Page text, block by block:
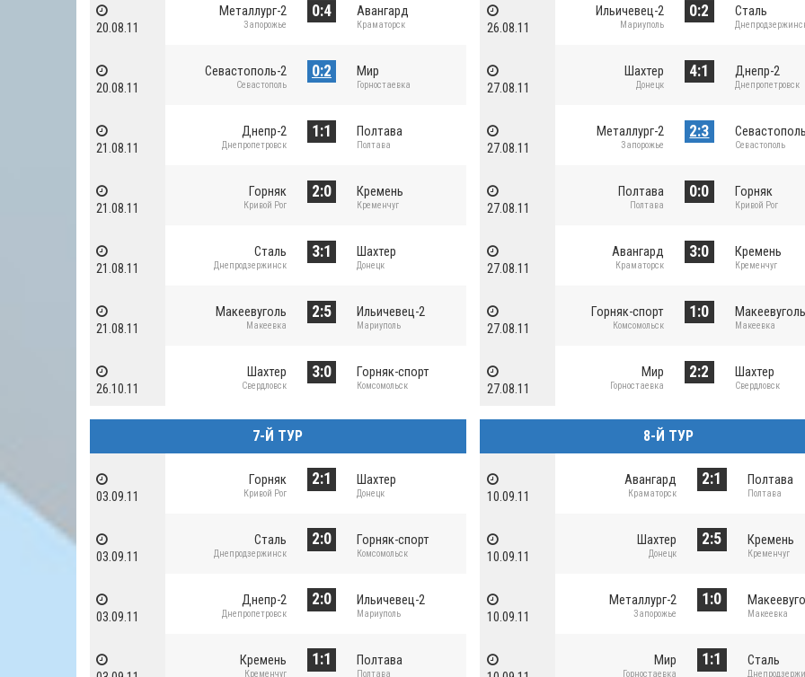
20.08.11
Металлург-2
Запорожье
0:4 Авангард
Краматорск
20.08.11
Севастополь-2
Севастополь
0:2 Мир
Горностаевка
21.08.11
Днепр-2
Днепропетровск
1:1 Полтава
Полтава
21.08.11
Горняк
Кривой Рог
2:0 Кремень
Кременчуг
21.08.11
Сталь
Днепродзержинск
3:1 Шахтер
Донецк
21.08.11
Макеевуголь
Макеевка
2:5 Ильичевец-2
Мариуполь
26.10.11
Шахтер
Свердловск
3:0 Горняк-спорт
Комсомольск
26.08.11
Ильичевец-2
Мариуполь
0:2 Сталь
27.08.11
Шахтер
Донецк
4:1 Днепр-2
Днепропетровск
27.08.11
Металлург-2
Запорожье
2:3
Севастополь
27.08.11
Полтава
Полтава
0:0 Горняк
Кривой Рог
27.08.11
Авангард
Краматорск
3:0 Кремень
Кременчуг
27.08.11
Горняк-спорт
Комсомольск
1:0 Макеевуголь
Макеевка
27.08.11
Мир
Горностаевка
2:2 Шахтер
Свердловск
7-Й ТУР
03.09.11
Горняк
Кривой Рог
2:1 Шахтер
Донецк
03.09.11
Сталь
Днепродзержинск
2:0 Горняк-спорт
Комсомольск
03.09.11
Днепр-2
Днепропетровск
2:0 Ильичевец-2
Мариуполь
Кремень
Кременчуг
1:1 Полтава
Полтава
8-Й ТУР
10.09.11
Авангард
Краматорск
2:1 Полтава
Полтава
10.09.11
Шахтер
Донецк
2:5 Кремень
Кременчуг
10.09.11
Металлург-2
Запорожье
1:0
Макеевка
Мир
Горностаевка
1:1 Сталь